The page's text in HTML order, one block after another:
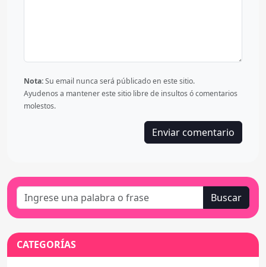
Nota:Su email nunca será públicado en este sitio.
Ayudenos a mantener este sitio libre de insultos ó comentarios
molestos.
Buscar
CATEGORÍAS